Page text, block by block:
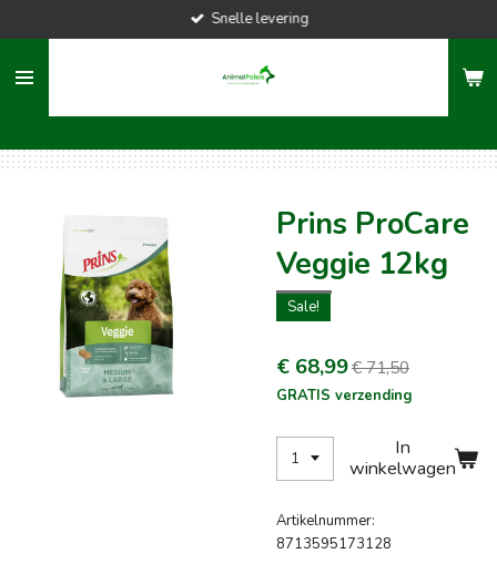
naar
hoofdinhoud
Snelle levering
Prins ProCare
Veggie 12kg
Sale!
€ 68,99€ 71,50
GRATIS verzending
In
winkelwagen
Artikelnummer:
8713595173128